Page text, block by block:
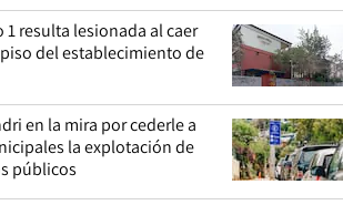
resulta lesionada al caer
del establecimiento de
en la mira por cederle a
la explotación de
públicos